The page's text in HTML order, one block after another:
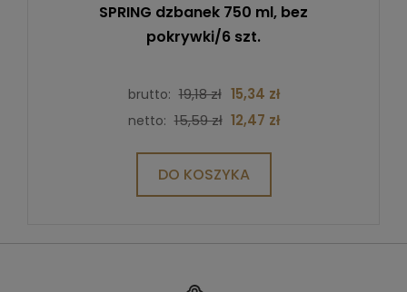
SPRING dzbanek 750 ml, bez
pokrywki/6 szt.
brutto: 19,18 zł 15,34 zł
netto: 15,59 zł 12,47 zł
DO KOSZYKA